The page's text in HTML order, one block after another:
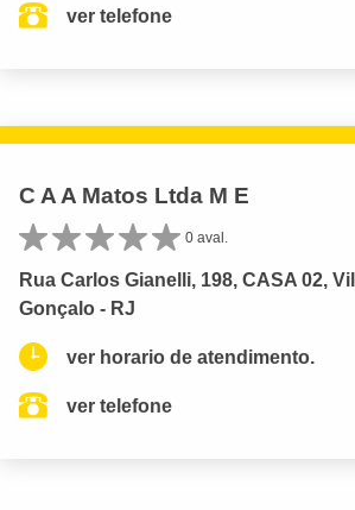
ver telefone
C A A Matos Ltda M E
0 aval.
Rua Carlos Gianelli, 198, CASA 02,
Gonçalo - RJ
ver horario de atendimento.
ver telefone